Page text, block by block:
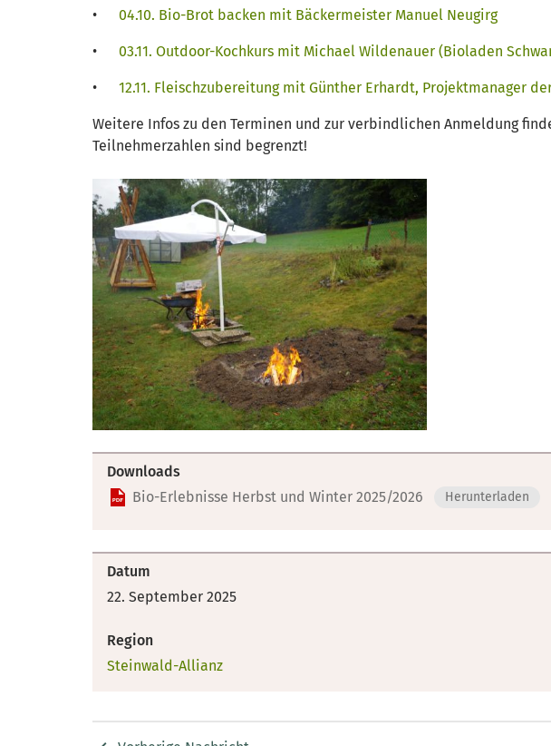
• 04.10. Bio-Brot backen mit Bäckermeister Manuel Neugirg
• 03.11. Outdoor-Kochkurs mit Michael Wildenauer (Bioladen
• 12.11. Fleischzubereitung mit Günther Erhardt, Projektmanager
Weitere Infos zu den Terminen und zur verbindlichen Anmeldung
Teilnehmerzahlen sind begrenzt!
Downloads
Bio-Erlebnisse Herbst und Winter 2025/2026
Herunterladen
Datum
22. September 2025
Region
Steinwald-Allianz